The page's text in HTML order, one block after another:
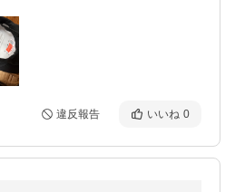
違反報告 いいね 0